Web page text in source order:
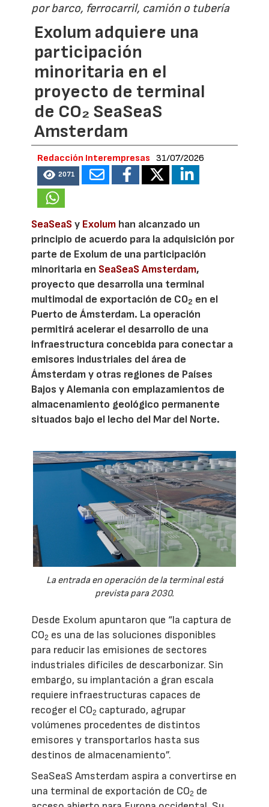
por barco, ferrocarril, camión o tubería
Exolum adquiere una
participación
minoritaria en el
proyecto de terminal
de CO₂ SeaSeaS
Amsterdam
Redacción Interempresas 31/07/2026
2071
SeaSeaSy Exolum han alcanzado un
principio de acuerdo para la adquisición por
parte de Exolum de una participación
minoritaria en SeaSeaS Amsterdam,
proyecto que desarrolla una terminal
multimodal de exportación de CO2 en el
Puerto de Ámsterdam. La operación
permitirá acelerar el desarrollo de una
infraestructura concebida para conectar a
emisores industriales del área de
Ámsterdam y otras regiones de Países
Bajos y Alemania con emplazamientos de
almacenamiento geológico permanente
situados bajo el lecho del Mar del Norte.
La entrada en operación de la terminal está
prevista para 2030.
Desde Exolum apuntaron que “la captura de
CO2 es una de las soluciones disponibles
para reducir las emisiones de sectores
industriales difíciles de descarbonizar. Sin
embargo, su implantación a gran escala
requiere infraestructuras capaces de
recoger el CO2 capturado, agrupar
volúmenes procedentes de distintos
emisores y transportarlos hasta sus
destinos de almacenamiento”.
SeaSeaS Amsterdam aspira a convertirse en
una terminal de exportación de CO2 de